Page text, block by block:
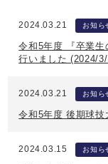
2024.03.21 お知ら
令和5年度 『卒業生
行いました (2024/
2024.03.21 お知ら
令和5年度 後期球
2024.03.15 お知ら